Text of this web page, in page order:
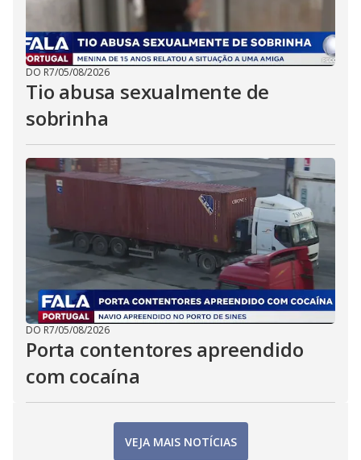
DO R7/05/08/2026
Tio abusa sexualmente de
sobrinha
DO R7/05/08/2026
Porta contentores apreendido
com cocaína
VEJA MAIS NOTÍCIAS